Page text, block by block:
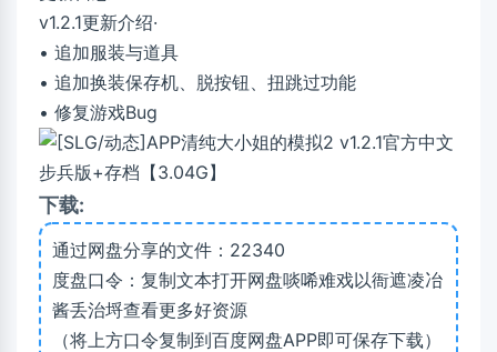
v1.2.1更新介绍·
• 追加服装与道具
• 追加换装保存机、脱按钮、扭跳过功能
• 修复游戏Bug
下载:
通过网盘分享的文件：22340
度盘口令：复制文本打开网盘啖唏难戏以衙遮凌冶
酱丢治埒查看更多好资源
（将上方口令复制到百度网盘APP即可保存下载）